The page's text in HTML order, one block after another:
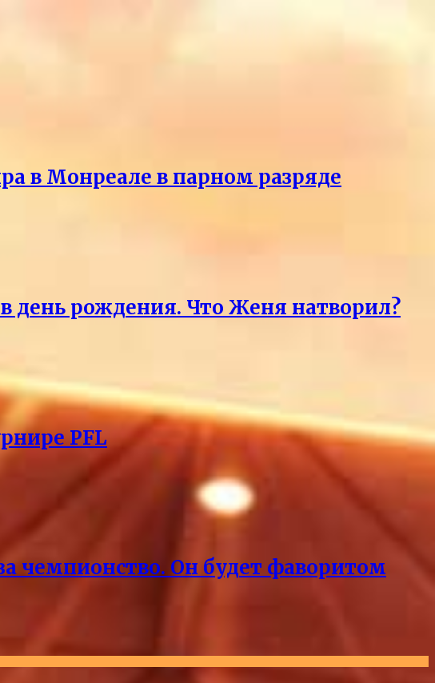
в Монреале в парном разряде
день рождения. Что Женя натворил?
PFL
чемпионство. Он будет фаворитом